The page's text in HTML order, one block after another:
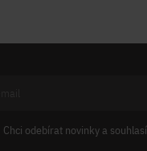
Chci odebírat novinky a